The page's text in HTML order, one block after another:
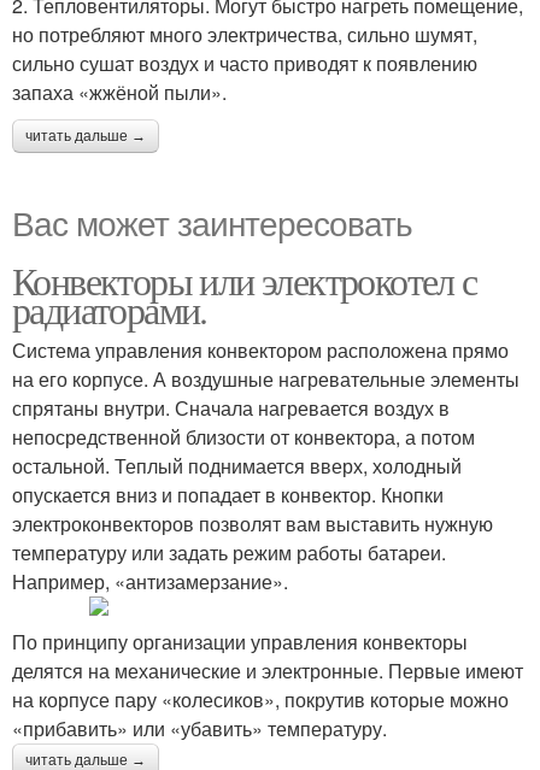
но потребляют много электричества, сильно шумят,
сильно сушат воздух и часто приводят к появлению
запаха «жжёной пыли».
читать дальше →
Вас может заинтересовать
Конвекторы или электрокотел с
радиаторами.
Система управления конвектором расположена прямо
на его корпусе. А воздушные нагревательные элементы
спрятаны внутри. Сначала нагревается воздух в
непосредственной близости от конвектора, а потом
остальной. Теплый поднимается вверх, холодный
опускается вниз и попадает в конвектор. Кнопки
электроконвекторов позволят вам выставить нужную
температуру или задать режим работы батареи.
Например, «антизамерзание».
По принципу организации управления конвекторы
делятся на механические и электронные. Первые имеют
на корпусе пару «колесиков», покрутив которые можно
«прибавить» или «убавить» температуру.
читать дальше →